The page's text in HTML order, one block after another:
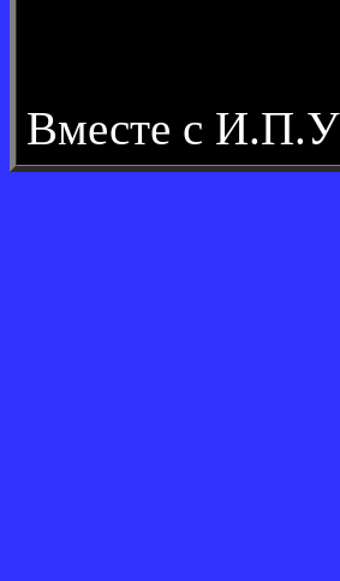
Вместе с